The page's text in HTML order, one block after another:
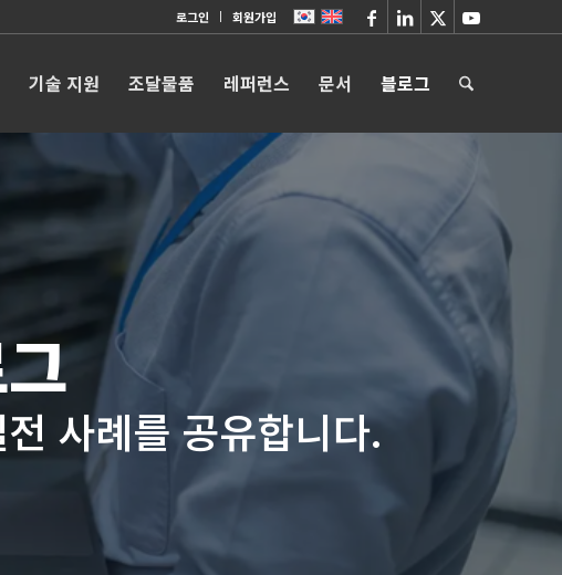
로그인 회원가입
기술 지원 조달물품 레퍼런스 문서 블로그
사례를 공유합니다.